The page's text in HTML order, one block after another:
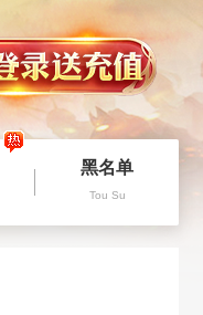
黑名单
Tou Su